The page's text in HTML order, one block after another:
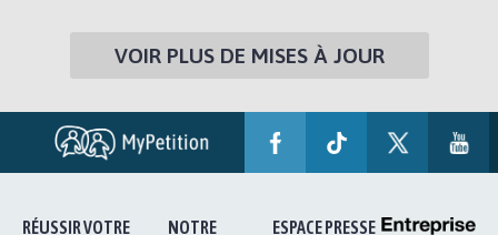
VOIR PLUS DE MISES À JOUR
RÉUSSIR VOTRE NOTRE ESPACE PRESSE